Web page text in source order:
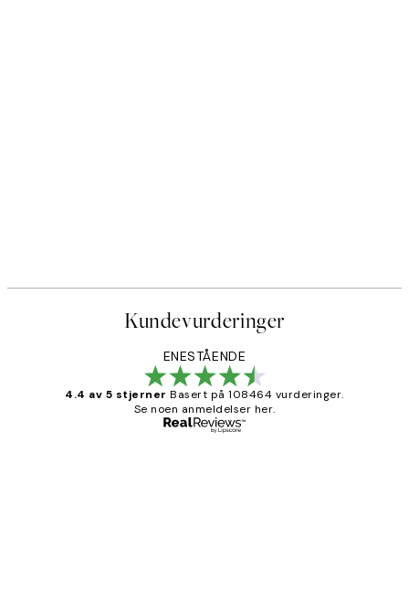
Kundevurderinger
ENESTÅENDE
4.4 av 5 stjerner Basert på 108464 vurderinger.
Se noen anmeldelser her.